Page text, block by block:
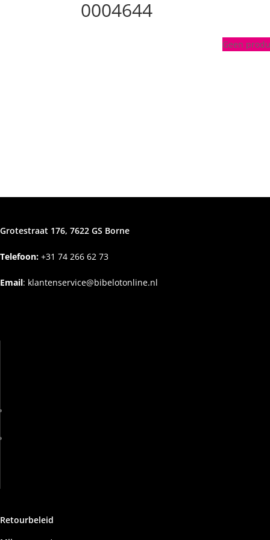
0004644
Geen
Grotestraat 176, 7622 GS Borne
Telefoon: +31 74 266 62 73
Email: klantenservice@bibelotonline.nl
Retourbeleid